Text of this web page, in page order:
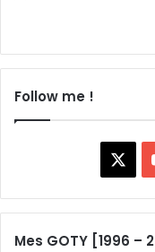
Follow me !
Mes GOTY [1996 –